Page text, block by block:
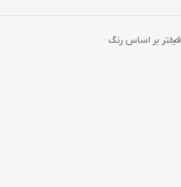
فیلتر بر اساس رنگ